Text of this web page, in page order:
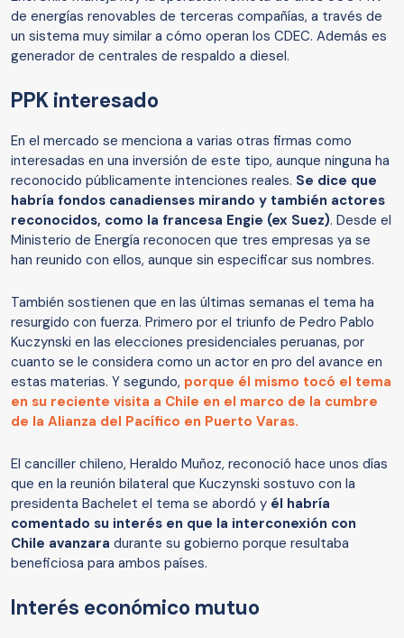
de energías renovables de terceras compañías, a través de
un sistema muy similar a cómo operan los CDEC. Además es
generador de centrales de respaldo a diesel.
PPK interesado
En el mercado se menciona a varias otras firmas como
interesadas en una inversión de este tipo, aunque ninguna ha
reconocido públicamente intenciones reales. Se dice que
habría fondos canadienses mirando y también actores
reconocidos, como la francesa Engie (ex Suez). Desde el
Ministerio de Energía reconocen que tres empresas ya se
han reunido con ellos, aunque sin especificar sus nombres.
También sostienen que en las últimas semanas el tema ha
resurgido con fuerza. Primero por el triunfo de Pedro Pablo
Kuczynski en las elecciones presidenciales peruanas, por
cuanto se le considera como un actor en pro del avance en
estas materias. Y segundo, porque él mismo tocó el tema
en su reciente visita a Chile en el marco de la cumbre
de la Alianza del Pacífico en Puerto Varas.
El canciller chileno, Heraldo Muñoz, reconoció hace unos días
que en la reunión bilateral que Kuczynski sostuvo con la
presidenta Bachelet el tema se abordó y él habría
comentado su interés en que la interconexión con
Chile avanzara durante su gobierno porque resultaba
beneficiosa para ambos países.
Interés económico mutuo